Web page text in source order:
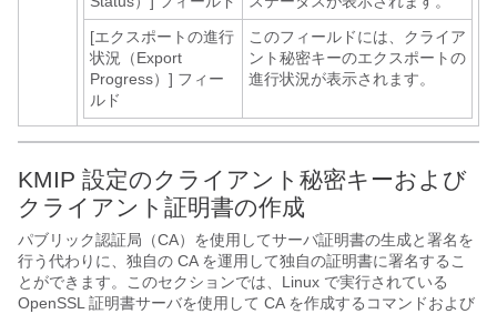
[エクスポートの進行
状況（Export
Progress）] フィー
ルド
このフィールドには、クライア
ント秘密キーのエクスポートの
進行状況が表示されます。
KMIP 設定のクライアント秘密キーおよび
クライアント証明書の作成
パブリック認証局（CA）を使用してサーバ証明書の生成と署名を
行う代わりに、独自の CA を運用して独自の証明書に署名するこ
とができます。このセクションでは、Linux で実行されている
OpenSSL 証明書サーバを使用して CA を作成するコマンドおよび